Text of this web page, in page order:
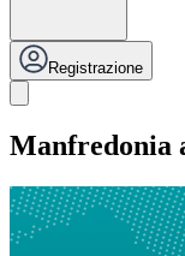
Registrazione
Manfredonia